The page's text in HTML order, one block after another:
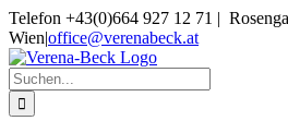
Skip
to
content
Telefon +43(0)664 927 12 71 |
Wien|office@verenabeck.at
Suche
nach: